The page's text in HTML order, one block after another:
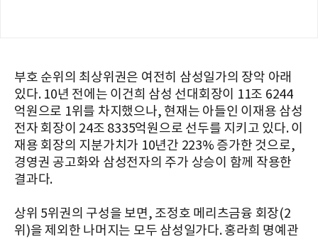
부호 순위의 최상위권은 여전히 삼성일가의 장악 아래
있다. 10년 전에는 이건희 삼성 선대회장이 11조 6244
억원으로 1위를 차지했으나, 현재는 아들인 이재용 삼성
전자 회장이 24조 8335억원으로 선두를 지키고 있다. 이
재용 회장의 지분가치가 10년간 223% 증가한 것으로,
경영권 공고화와 삼성전자의 주가 상승이 함께 작용한
결과다.
상위 5위권의 구성을 보면, 조정호 메리츠금융 회장(2
위)을 제외한 나머지는 모두 삼성일가다. 홍라희 명예관